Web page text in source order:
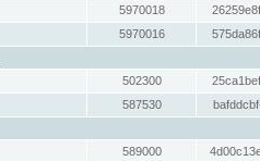
5970018
5970016
502300
587530
589000